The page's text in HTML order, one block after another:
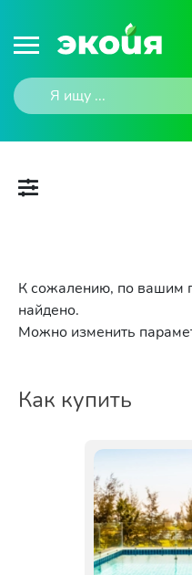
К сожалению, по вашим
найдено.
Можно изменить
Как купить